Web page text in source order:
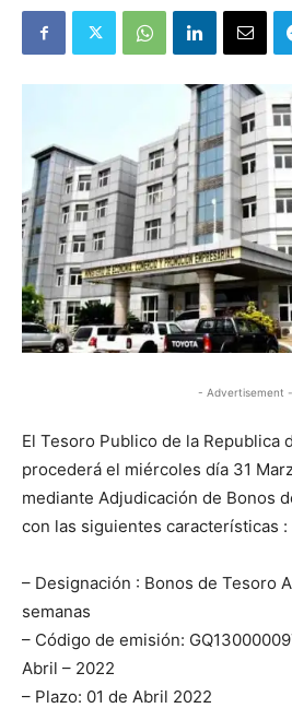
- Advertisement -
El Tesoro Publico de la Republica
procederá el miércoles día 31
mediante Adjudicación de Bonos
con las siguientes características :
– Designación : Bonos de Tesoro
semanas
– Código de emisión:
Abril – 2022
– Plazo: 01 de Abril 2022